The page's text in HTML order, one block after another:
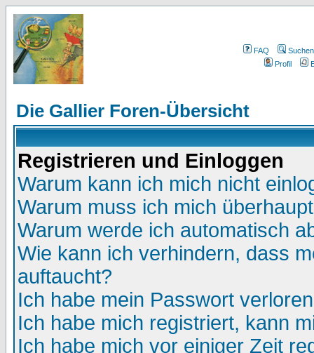
FAQ
Suchen
Profil
Die Gallier Foren-Übersicht
Registrieren und Einloggen
Warum kann ich mich nicht
Warum muss ich mich
Warum werde ich automatisch
Wie kann ich verhindern, dass
auftaucht?
Ich habe mein Passwort
Ich habe mich registriert, kann
Ich habe mich vor einiger Zeit